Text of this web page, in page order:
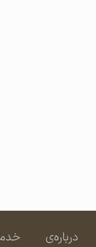
درباره‌ی
خدمات